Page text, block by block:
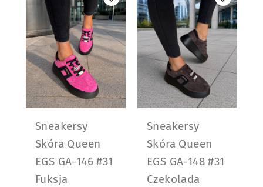
Sneakersy
Skóra Queen
EGS GA-146 #31
Fuksja
Sneakersy
Skóra Queen
EGS GA-148 #31
Czekolada